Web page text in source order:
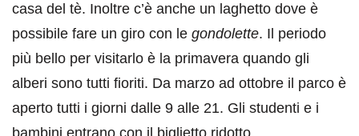
casa del tè. Inoltre c’è anche un laghetto dove è
possibile fare un giro con le gondolette. Il periodo
più bello per visitarlo è la primavera quando gli
alberi sono tutti fioriti. Da marzo ad ottobre il parco è
aperto tutti i giorni dalle 9 alle 21. Gli studenti e i